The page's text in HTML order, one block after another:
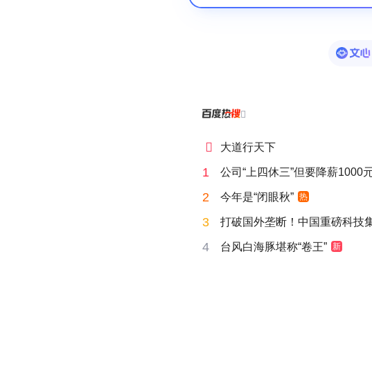

 大道行天下
1 公司“上四休三”但要降薪1000
2 今年是“闭眼秋” 热
3 打破国外垄断！中国重磅科技
4 台风白海豚堪称“卷王” 新